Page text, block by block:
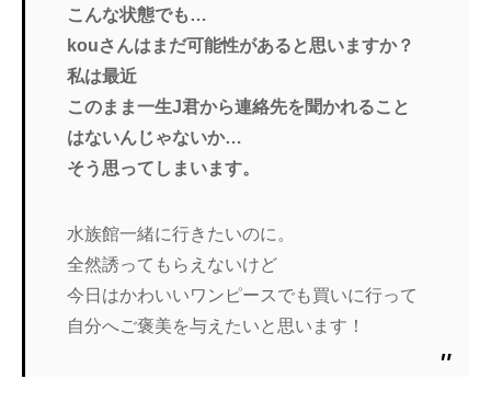
こんな状態でも…
kouさんはまだ可能性があると思いますか？
私は最近
このまま一生J君から連絡先を聞かれること
はないんじゃないか…
そう思ってしまいます。
水族館一緒に行きたいのに。
全然誘ってもらえないけど
今日はかわいいワンピースでも買いに行って
自分へご褒美を与えたいと思います！